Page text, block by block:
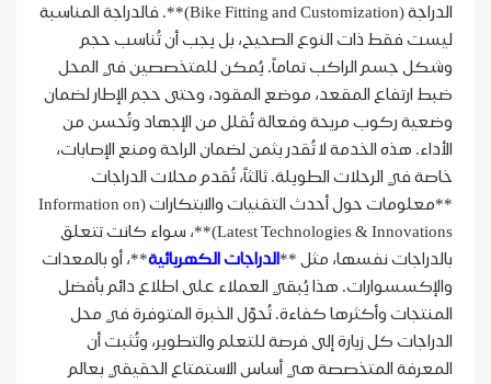
الدراجة (Bike Fitting and Customization)**. فالدراجة المناسبة
ليست فقط ذات النوع الصحيح، بل يجب أن تُناسب حجم
وشكل جسم الراكب تماماً. يُمكن للمتخصصين في المحل
ضبط ارتفاع المقعد، موضع المقود، وحتى حجم الإطار لضمان
وضعية ركوب مريحة وفعالة تُقلل من الإجهاد وتُحسن من
الأداء. هذه الخدمة لا تُقدر بثمن لضمان الراحة ومنع الإصابات،
خاصة في الرحلات الطويلة. ثالثاً، تُقدم محلات الدراجات
**معلومات حول أحدث التقنيات والابتكارات (Information on
Latest Technologies & Innovations)**، سواء كانت تتعلق
بالدراجات نفسها، مثل **الدراجات الكهربائية**، أو بالمعدات
والإكسسوارات. هذا يُبقي العملاء على اطلاع دائم بأفضل
المنتجات وأكثرها كفاءة. تُحوّل الخبرة المتوفرة في محل
الدراجات كل زيارة إلى فرصة للتعلم والتطوير، وتُثبت أن
المعرفة المتخصصة هي أساس الاستمتاع الحقيقي بعالم